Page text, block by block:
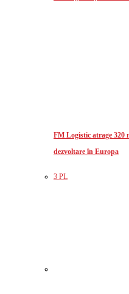
FM Logistic atrage 320
dezvoltare în Europa
3 PL